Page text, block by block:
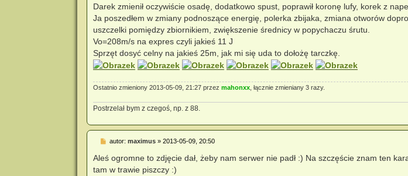
Darek zmienił oczywiście osadę, dodatkowo spust, poprawił koronę lufy, korek z
Ja poszedłem w zmiany podnoszące energię, polerka zbijaka, zmiana otworów
uszczelki pomiędzy zbiornikiem, zwiększenie średnicy w popychaczu śrutu.
Vo=208m/s na expres czyli jakieś 11 J
Sprzęt dosyć celny na jakieś 25m, jak mi się uda to dołożę tarczkę.
Ostatnio zmieniony 2013-05-09, 21:27 przez mahonxx, łącznie zmieniany 3 razy.
Postrzelał bym z czegoś, np. z 88.
P
s
autor: maximus» 2013-05-09, 20:50
Aleś ogromne to zdjęcie dał, żeby nam serwer nie padł :) Na szczęście znam ten
tam w trawie piszczy :)